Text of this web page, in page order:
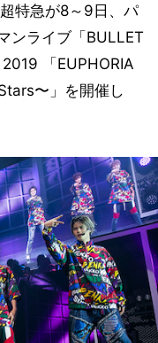
特急が8～9日、パ
ンライブ「BULLET
「EUPHORIA
〜」を開催し